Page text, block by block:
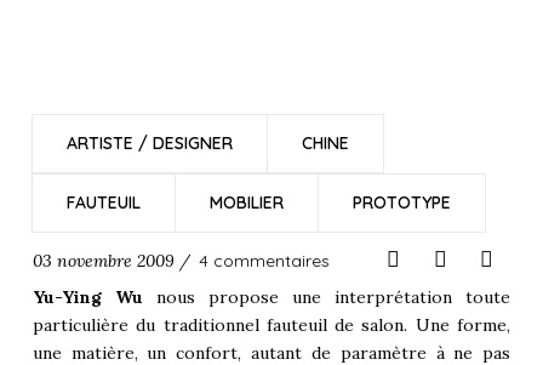
ARTISTE / DESIGNER CHINE
FAUTEUIL MOBILIER PROTOTYPE
03 novembre 2009 / 4 commentaires
Yu-Ying Wu nous propose une interprétation toute
particulière du traditionnel fauteuil de salon. Une forme,
une matière, un confort, autant de paramètre à ne pas